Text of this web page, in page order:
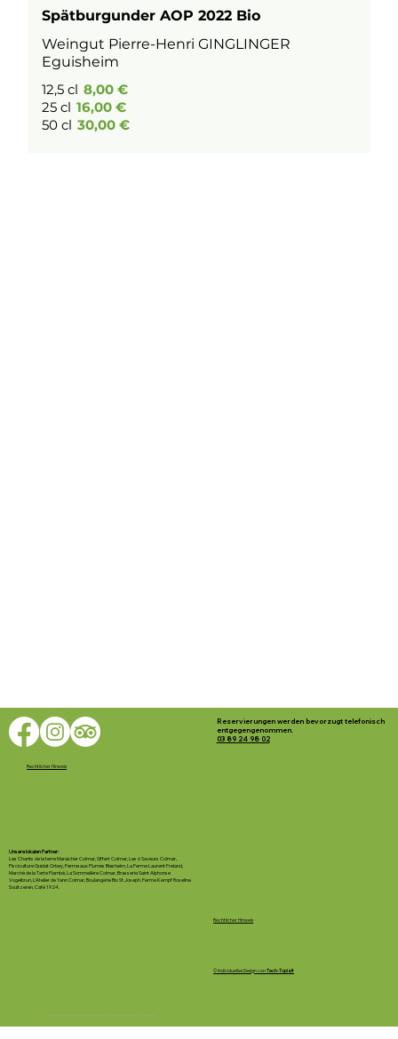
Spätburgunder AOP 2022 Bio
Weingut Pierre-Henri GINGLINGER
Eguisheim
12,5 cl 8,00 €
25 cl 16,00 €
50 cl 30,00 €
Unsere lokalen Partner:
Les Chants de la terre Maraicher Colmar, Siffert Colmar, Les 6 Saveurs Colmar,
Pisciculture Guidat Orbey, Ferme aux Plumes Biesheim, La Ferme Laurent Freland,
Marché de la Tarte Flambé, La Sommelière Colmar, Brasserie Saint Alphonse
Vogelbrun, L'Atelier de Yann Colmar, Boulangerie Bio St Joseph. Ferme Kempf Roseline
Soultzeren, Café 1924.
Rechtlicher Hinweis
Reservierungen werden bevorzugt telefonisch
entgegengenommen.
03 89 24 98 02
© Individuelles Design vonTech-Topia.fr
Rechtlicher Hinweis